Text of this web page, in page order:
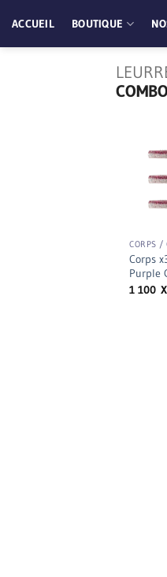
au
contenu
ACCUEIL BOUTIQUE
CORPS /
Corps
Purple
1 100